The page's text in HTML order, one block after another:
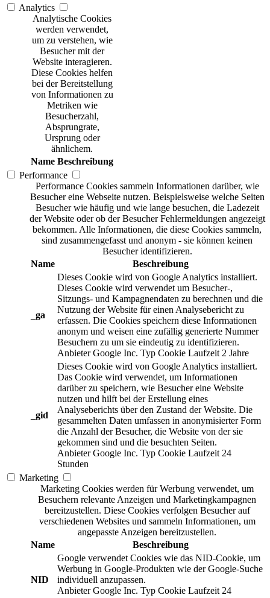
Analytics
Analytische Cookies
werden verwendet,
um zu verstehen, wie
Besucher mit der
Website interagieren.
Diese Cookies helfen
bei der Bereitstellung
von Informationen zu
Metriken wie
Besucherzahl,
Absprungrate,
Ursprung oder
ähnlichem.
Name Beschreibung
Performance
Performance Cookies sammeln Informationen darüber, wie
Besucher eine Webseite nutzen. Beispielsweise welche Seiten
Besucher wie häufig und wie lange besuchen, die Ladezeit
der Website oder ob der Besucher Fehlermeldungen angezeigt
bekommen. Alle Informationen, die diese Cookies sammeln,
sind zusammengefasst und anonym - sie können keinen
Besucher identifizieren.
Name
Beschreibung
_ga
Dieses Cookie wird von Google Analytics installiert.
Dieses Cookie wird verwendet um Besucher-,
Sitzungs- und Kampagnendaten zu berechnen und die
Nutzung der Website für einen Analysebericht zu
erfassen. Die Cookies speichern diese Informationen
anonym und weisen eine zufällig generierte Nummer
Besuchern zu um sie eindeutig zu identifizieren.
Anbieter Google Inc. Typ Cookie Laufzeit 2 Jahre
_gid
Dieses Cookie wird von Google Analytics installiert.
Das Cookie wird verwendet, um Informationen
darüber zu speichern, wie Besucher eine Website
nutzen und hilft bei der Erstellung eines
Analyseberichts über den Zustand der Website. Die
gesammelten Daten umfassen in anonymisierter Form
die Anzahl der Besucher, die Website von der sie
gekommen sind und die besuchten Seiten.
Anbieter Google Inc. Typ Cookie Laufzeit 24
Stunden
Marketing
Marketing Cookies werden für Werbung verwendet, um
Besuchern relevante Anzeigen und Marketingkampagnen
bereitzustellen. Diese Cookies verfolgen Besucher auf
verschiedenen Websites und sammeln Informationen, um
angepasste Anzeigen bereitzustellen.
Name
Beschreibung
NID
Google verwendet Cookies wie das NID-Cookie, um
Werbung in Google-Produkten wie der Google-Suche
individuell anzupassen.
Anbieter Google Inc. Typ Cookie Laufzeit 24